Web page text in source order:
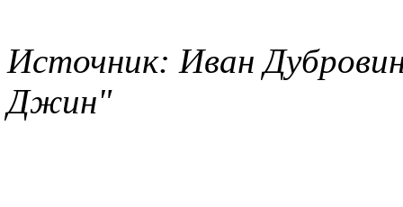
Источник: Иван
Джин"